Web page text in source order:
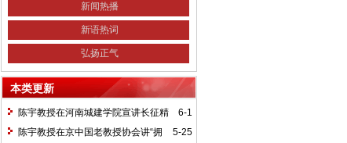
新闻热播
新语热词
弘扬正气
本类更新
6-1
陈宇教授在河南城建学院宣讲长征精
神及红25军长征史
5-25
陈宇教授在京中国老教授协会讲“拥